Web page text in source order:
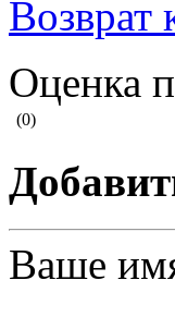
Возврат
Оценка
(0)
Ваше